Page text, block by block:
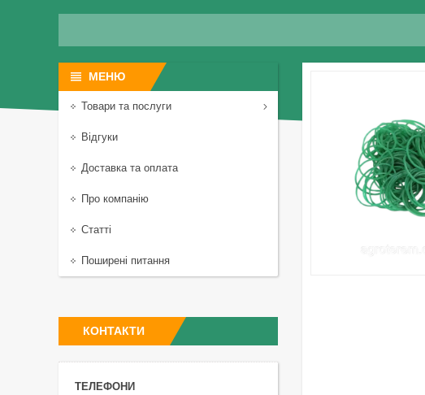
Товари та послуги
Відгуки
Доставка та оплата
Про компанію
Статті
Поширені питання
КОНТАКТИ